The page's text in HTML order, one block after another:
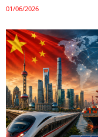
01/06/2026